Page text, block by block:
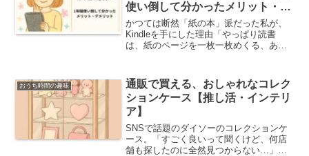
使い倒して分かったメリット・デ
メリット
かつては断然「紙の本」派だった私が、
Kindleを手にした理由「やっぱり読書
は、紙のページを一枚一枚めくる、あの
疲れちゃうし、内容も頭に入ってこない
気がする…」少し前の...
おうち時間の趣味
通販で買える、おしゃれなコレク
ションケース【推し活・インテリ
ア】
SNSで話題のダイソーのコレクションケ
ース。「すごく良いって聞くけど、何店
舗も探したのに全然見つからない…」